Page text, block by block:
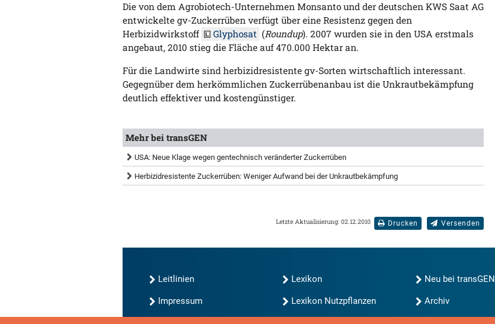
Die von dem Agrobiotech-Unternehmen Monsanto und der deutschen KWS Saat AG
entwickelte gv-Zuckerrüben verfügt über eine Resistenz gegen den
Herbizidwirkstoff
Glyphosat (Roundup). 2007 wurden sie in den USA erstmals
angebaut, 2010 stieg die Fläche auf 470.000 Hektar an.
Für die Landwirte sind herbizidresistente gv-Sorten wirtschaftlich interessant.
Gegegnüber dem herkömmlichen Zuckerrübenanbau ist die Unkrautbekämpfung
deutlich effektiver und kostengünstiger.
Mehr bei transGEN
USA: Neue Klage wegen gentechnisch veränderter Zuckerrüben
Herbizidresistente Zuckerrüben: Weniger Aufwand bei der Unkrautbekämpfung
Drucken Versenden
Letzte Aktualisierung: 02.12.2010
Leitlinien
Impressum
Lexikon
Lexikon Nutzpflanzen
Neu bei transGEN
Archiv